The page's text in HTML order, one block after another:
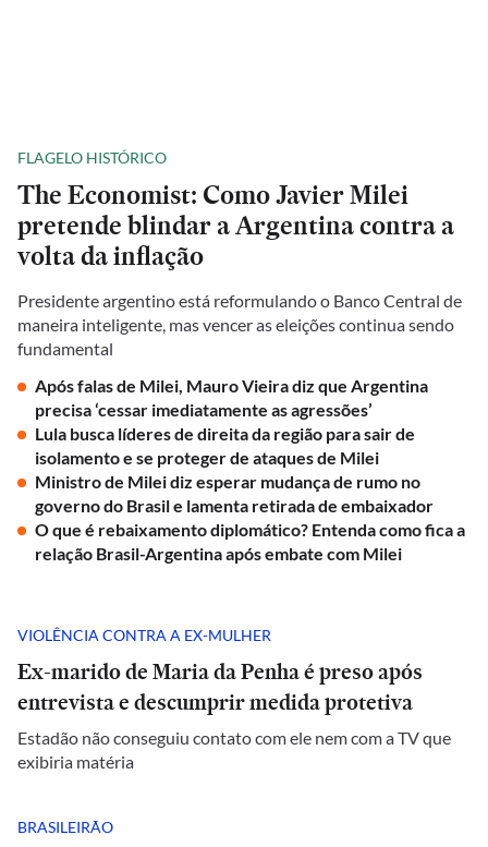
FLAGELO HISTÓRICO
The Economist: Como Javier Milei
pretende blindar a Argentina contra a
volta da inflação
Presidente argentino está reformulando o Banco Central de
maneira inteligente, mas vencer as eleições continua sendo
fundamental
Após falas de Milei, Mauro Vieira diz que Argentina
precisa ‘cessar imediatamente as agressões’
Lula busca líderes de direita da região para sair de
isolamento e se proteger de ataques de Milei
Ministro de Milei diz esperar mudança de rumo no
governo do Brasil e lamenta retirada de embaixador
O que é rebaixamento diplomático? Entenda como fica a
relação Brasil-Argentina após embate com Milei
VIOLÊNCIA CONTRA A EX-MULHER
Ex-marido de Maria da Penha é preso após
entrevista e descumprir medida protetiva
Estadão não conseguiu contato com ele nem com a TV que
exibiria matéria
BRASILEIRÃO